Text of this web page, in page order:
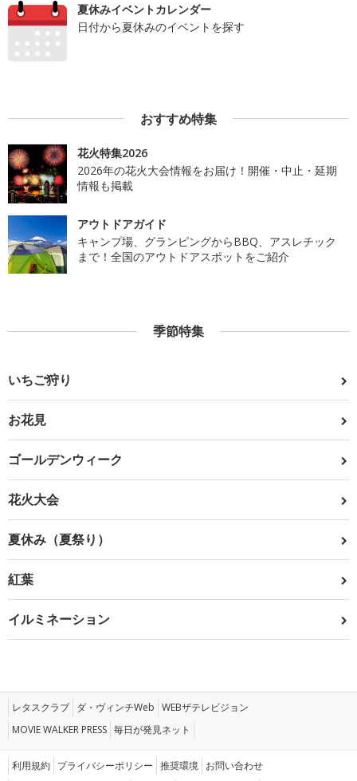
夏休みイベントカレンダー
日付から夏休みのイベントを探す
おすすめ特集
花火特集2026
2026年の花火大会情報をお届け！開催・中止・延期
情報も掲載
アウトドアガイド
キャンプ場、グランピングからBBQ、アスレチック
まで！全国のアウトドアスポットをご紹介
季節特集
いちご狩り
お花見
ゴールデンウィーク
花火大会
夏休み（夏祭り）
紅葉
イルミネーション
レタスクラブ ダ・ヴィンチWeb WEBザテレビジョン
MOVIE WALKER PRESS 毎日が発見ネット
利用規約 プライバシーポリシー 推奨環境 お問い合わせ